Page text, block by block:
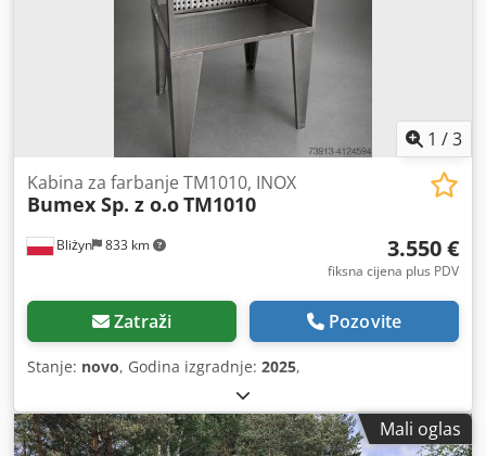
1 /3
Bliżyn 833 km
Kabina za farbanje TM1010, INOX
Bumex Sp. z o.oTM1010
3.550 €
fiksna cijena plus PDV
Zatraži Pozovite
Stanje: novo, Godina izgradnje: 2025,
Mali oglas